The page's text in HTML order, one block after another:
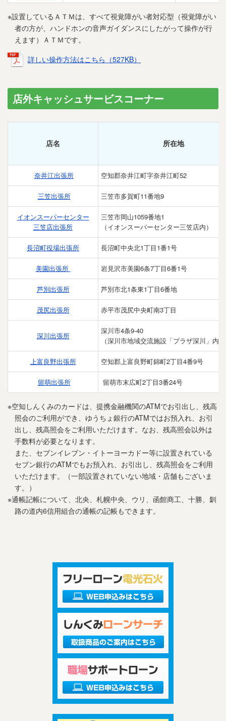
※設置しているＡＴＭは、すべて視覚障がい者対応型（視覚障がい
者の方が、ハンドホンの音声ガイダンスにしたがって操作が行
えます）ＡＴＭです。
詳しい操作方法はこちら（527KB）
店外キャッシュサービスコーナー
店名 所在地
奈井江出張所 空知郡奈井江町字奈井江町52
三笠出張所 三笠市多賀町11番地9
イオンスーパーセンター
三笠店出張所
三笠市岡山1059番地1
（イオンスーパーセンター三笠店内）
長沼町役場出張所 長沼町中央北1丁目1番1号
美園出張所 岩見沢市美園6条7丁目6番1号
芦別出張所 芦別市北1条東1丁目6番地
茂尻出張所 赤平市茂尻中央町南3丁目
深川出張所
深川市4条9-40
（深川市地域交流施設「プラザ深川」内）
上富良野出張所 空知郡上富良野町錦町2丁目4番9号
留萌出張所 留萌市末広町2丁目3番24号
※空知しんくみのカードは、提携金融機関のATMでお引出し、残高
照会のご利用ができ、ゆうちょ銀行のATMではお預入れ、お引
出し、残高照会をご利用いただけます。なお、残高照会以外は
手数料が必要となります。
また、セブンイレブン・イトーヨーカドー等に設置されている
セブン銀行のATMでもお預入れ、お引出し、残高照会をご利用
いただけます。（一部設置されていない地域・店舗もございま
す。）
※通帳記帳について、北央、札幌中央、ウリ、函館商工、十勝、釧
路の道内6信用組合の通帳の記帳もできます。